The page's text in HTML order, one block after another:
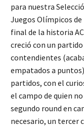
para nuestra
Juegos Olímpicos
final de la historia
creció con un
contendientes
empatados a
partidos, con el
el campo de quien
segundo round en
necesario, un tercer